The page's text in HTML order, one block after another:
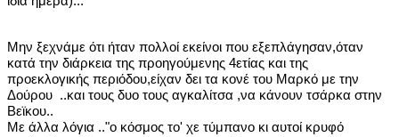
Μην ξεχνάμε ότι ήταν πολλοί εκείνοι που εξεπλάγησαν,όταν
κατά την διάρκεια της προηγούμενης 4ετίας και της
προεκλογικής περιόδου,είχαν δει τα κονέ του Μαρκό με την
Δούρου ..και τους δυο τους αγκαλίτσα ,να κάνουν τσάρκα στην
Βεϊκου..
Με άλλα λόγια .."ο κόσμος το' χε τύμπανο κι αυτοί κρυφό